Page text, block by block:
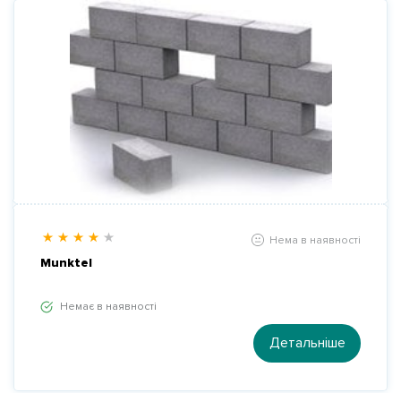
Нема в наявності
Munktel
Немає в наявності
Детальніше